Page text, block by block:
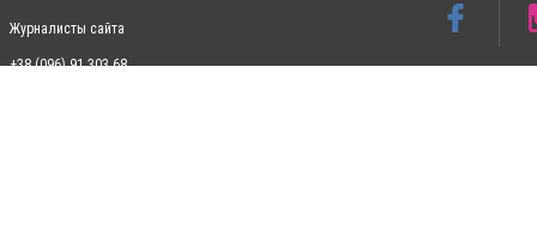
Журналисты сайта
+38 (096) 91 303 68